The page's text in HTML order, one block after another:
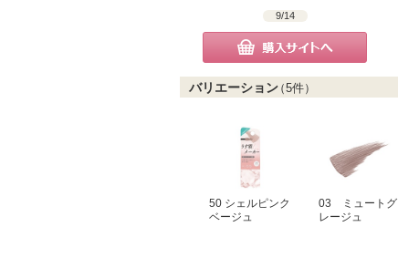
9/14
購入サイトへ
バリエーション（5件）
50 シェルピンク
ベージュ
03 ミュートグ
レージュ